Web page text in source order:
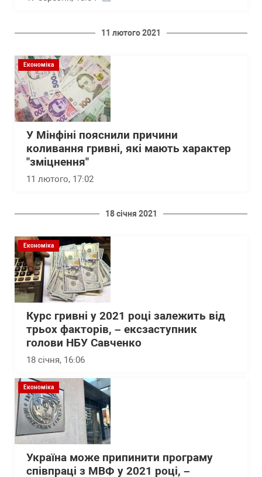
11 лютого 2021
Економіка
У Мінфіні пояснили причини
коливання гривні, які мають характер
"зміцнення"
11 лютого, 17:02
18 січня 2021
Економіка
Курс гривні у 2021 році залежить від
трьох факторів, – ексзаступник
голови НБУ Савченко
18 січня, 16:06
Економіка
Україна може припинити програму
співпраці з МВФ у 2021 році, –